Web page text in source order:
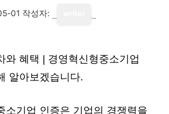
01 작성자:
와 혜택 | 경영혁신형중소기업
알아보겠습니다.
소기업 인증은 기업의 경쟁력을